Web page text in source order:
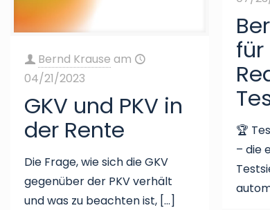
Bernd Krause am
04/21/2023
GKV und PKV in
der Rente
Die Frage, wie sich die GKV
gegenüber der PKV verhält
und was zu beachten ist, […]
für
🏆
– die